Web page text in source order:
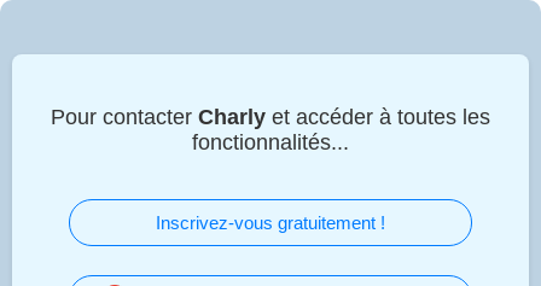
Pour contacter Charly et accéder à toutes les
fonctionnalités...
Inscrivez-vous gratuitement !